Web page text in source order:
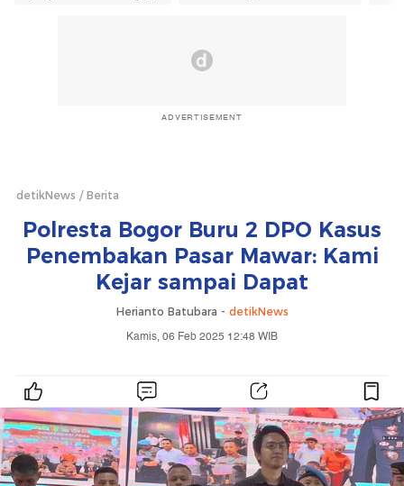
ADVERTISEMENT
detikNews Berita
Polresta Bogor Buru 2 DPO Kasus
Penembakan Pasar Mawar: Kami
Kejar sampai Dapat
Herianto Batubara - detikNews
Kamis, 06 Feb 2025 12:48 WIB